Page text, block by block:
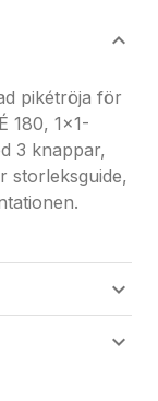
pikétröja för
180, 1x1-
3 knappar,
storleksguide,